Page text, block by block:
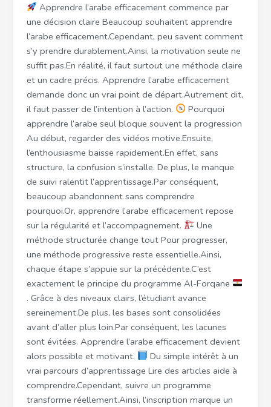
Apprendre l’arabe efficacement commence par
une décision claire Beaucoup souhaitent apprendre
l’arabe efficacement.Cependant, peu savent comment
s’y prendre durablement.Ainsi, la motivation seule ne
suffit pas.En réalité, il faut surtout une méthode claire
et un cadre précis. Apprendre l’arabe efficacement
demande donc un vrai point de départ.Autrement dit,
il faut passer de l’intention à l’action.
Pourquoi
apprendre l’arabe seul bloque souvent la progression
Au début, regarder des vidéos motive.Ensuite,
l’enthousiasme baisse rapidement.En effet, sans
structure, la confusion s’installe. De plus, le manque
de suivi ralentit l’apprentissage.Par conséquent,
beaucoup abandonnent sans comprendre
pourquoi.Or, apprendre l’arabe efficacement repose
sur la régularité et l’accompagnement.
Une
méthode structurée change tout Pour progresser,
une méthode progressive reste essentielle.Ainsi,
chaque étape s’appuie sur la précédente.C’est
exactement le principe du programme Al-Forqane
. Grâce à des niveaux clairs, l’étudiant avance
sereinement.De plus, les bases sont consolidées
avant d’aller plus loin.Par conséquent, les lacunes
sont évitées. Apprendre l’arabe efficacement devient
alors possible et motivant.
Du simple intérêt à un
vrai parcours d’apprentissage Lire des articles aide à
comprendre.Cependant, suivre un programme
transforme réellement.Ainsi, l’inscription marque un